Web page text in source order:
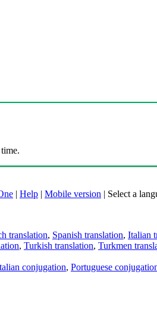
| Help | Mobile version | Select a
translation, Spanish translation, Italian
, Turkish translation, Turkmen
conjugation, Portuguese